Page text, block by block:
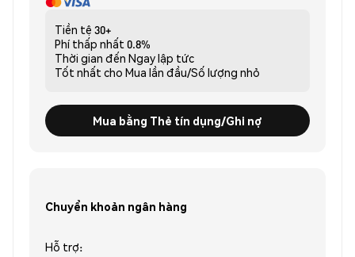
Tiền tệ 30+
Phí thấp nhất 0.8%
Thời gian đến Ngay lập tức
Tốt nhất cho Mua lần đầu/Số lượng nhỏ
Mua bằng Thẻ tín dụng/Ghi nợ
Chuyển khoản ngân hàng
Hỗ trợ: